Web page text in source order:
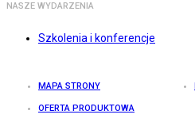
NASZE WYDARZENIA
Szkolenia i konferencje
MAPA STRONY
OFERTA PRODUKTOWA